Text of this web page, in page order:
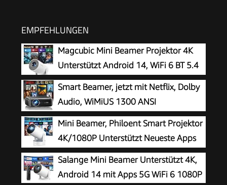
EMPFEHLUNGEN
Magcubic Mini Beamer Projektor 4K
Unterstützt Android 14, WiFi 6 BT 5.4
Smart Beamer, jetzt mit Netflix, Dolby
Audio, WiMiUS 1300 ANSI
Autofokus/6D Trapezkorrektur Led
Beamer 4K Heimkino Unterstützt, WiFi
Bluetooth Full HD 1080P Outdoor
Deckenmontage Projektor für Handy
Mini Beamer, Philoent Smart Projektor
4K/1080P Unterstützt Neueste Apps
WiFi 6 Bluetooth 5.4 Auto Screen
Trapezkorrektur Niedriges Rauschen,
Ultrakurzdistanzbeamer bietet großes Bild im
Salange Mini Beamer Unterstützt 4K,
Android 14 mit Apps 5G WiFi 6 1080P